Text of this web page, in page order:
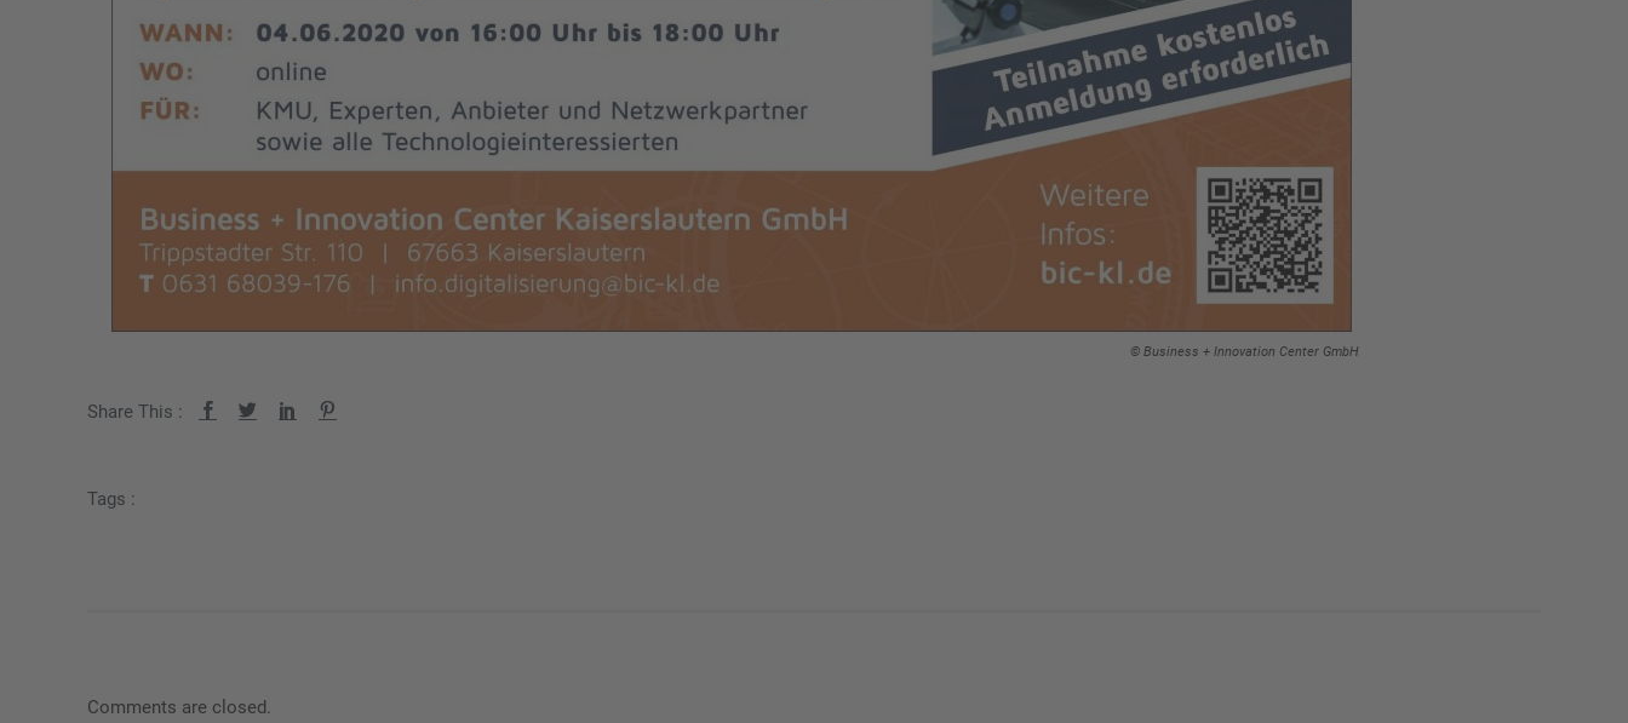
© Business + Innovation Center GmbH
Share This :
Tags :
Comments are closed.